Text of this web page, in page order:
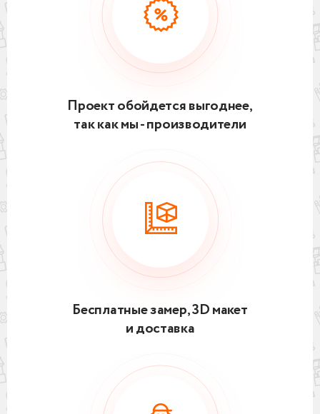
Проект обойдется выгоднее,
так как мы - производители
Бесплатные замер, 3D макет
и доставка